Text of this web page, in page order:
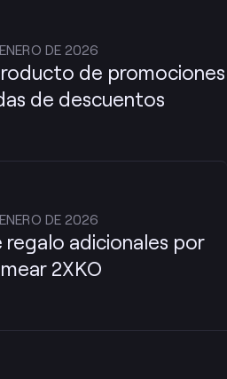
DE 2026
de promociones
de descuentos
DE 2026
regalo adicionales por
2XKO